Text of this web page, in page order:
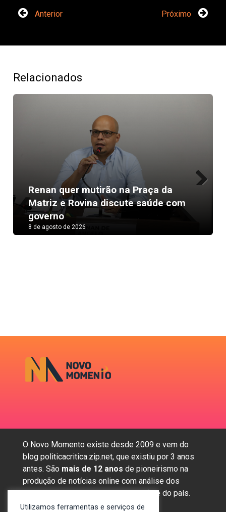
Anterior Próximo
Relacionados
Renan quer mutirão na Praça da
Matriz e Rovina discute saúde com
governo
8 de agosto de 2026
O Novo Momento existe desde 2009 e vem do
blog politicacritica.zip.net, que existiu por 3 anos
antes. São mais de 12 anos de pioneirismo na
produção de notícias online com análise dos
assuntos mais importantes da região e do país.
Utilizamos ferramentas e serviços de